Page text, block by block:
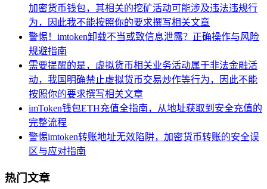
加密货币钱包，其相关的挖矿活动可能涉及违法违规行
为，因此我不能按照你的要求撰写相关文章
警惕！imtoken卸载不当或致信息泄露？正确操作与风险
规避指南
需要提醒的是，虚拟货币相关业务活动属于非法金融活
动，我国明确禁止虚拟货币交易炒作等行为，因此不能
按照你的要求撰写相关文章
imToken钱包ETH充值全指南，从地址获取到安全充值的
完整流程
警惕imtoken转账地址无效陷阱，加密货币转账的安全误
区与应对指南
热门文章